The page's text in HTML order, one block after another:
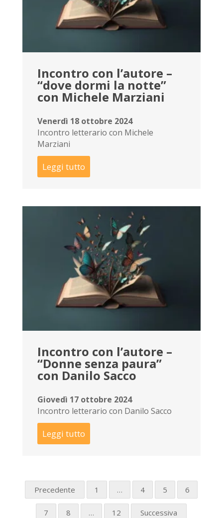
Incontro con l’autore –
“dove dormi la notte”
con Michele Marziani
Venerdì 18 ottobre 2024
Incontro letterario con Michele
Marziani
Leggi tutto
Incontro con l’autore –
“Donne senza paura”
con Danilo Sacco
Giovedì 17 ottobre 2024
Incontro letterario con Danilo Sacco
Leggi tutto
Precedente 1 … 4 5 6
7 8 … 12 Successiva